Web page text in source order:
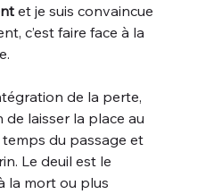
et je suis convaincue
c’est faire face à la
de la perte,
de laisser la place au
du passage et
Le deuil est le
la mort ou plus